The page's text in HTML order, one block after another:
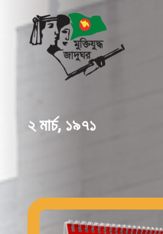
২ মার্চ, ১৯৭১